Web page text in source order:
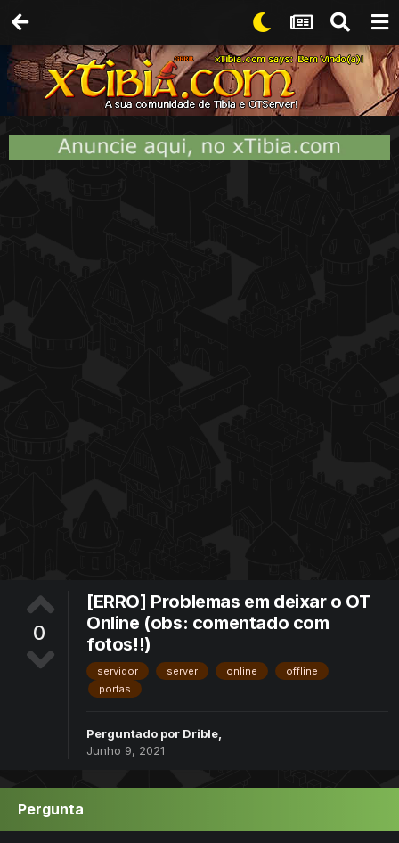
0
[ERRO] Problemas em deixar o OT
Online (obs: comentado com
fotos!!)
servidor server online
offline
portas
Perguntado por Drible
Junho 9, 2021
Pergunta